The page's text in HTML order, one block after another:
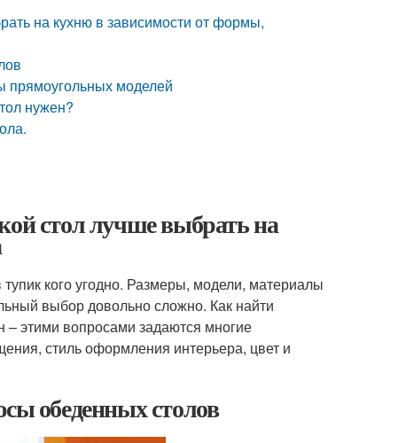
на кухню в зависимости от формы,
прямоугольных моделей
нужен?
стол лучше выбрать на
кого угодно. Размеры, модели, материалы
выбор довольно сложно. Как найти
– этими вопросами задаются многие
стиль оформления интерьера, цвет и
обеденных столов